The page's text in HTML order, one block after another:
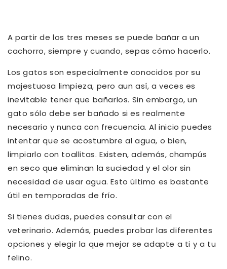
A partir de los tres meses se puede bañar a un
cachorro, siempre y cuando, sepas cómo hacerlo.
Los gatos son especialmente conocidos por su
majestuosa limpieza, pero aun así, a veces es
inevitable tener que bañarlos. Sin embargo, un
gato sólo debe ser bañado si es realmente
necesario y nunca con frecuencia. Al inicio puedes
intentar que se acostumbre al agua, o bien,
limpiarlo con toallitas. Existen, además, champús
en seco que eliminan la suciedad y el olor sin
necesidad de usar agua. Esto último es bastante
útil en temporadas de frío.
Si tienes dudas, puedes consultar con el
veterinario. Además, puedes probar las diferentes
opciones y elegir la que mejor se adapte a ti y a tu
felino.